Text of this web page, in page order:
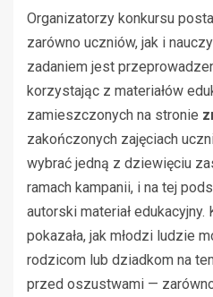
Organizatorzy konkursu
zarówno uczniów, jak i
zadaniem jest
korzystając z materiałów
zamieszczonych na stronie
zakończonych zajęciach
wybrać jedną z dziewięciu
ramach kampanii, i na tej
autorski materiał
pokazała, jak młodzi ludzie
rodzicom lub dziadkom na
przed oszustwami —